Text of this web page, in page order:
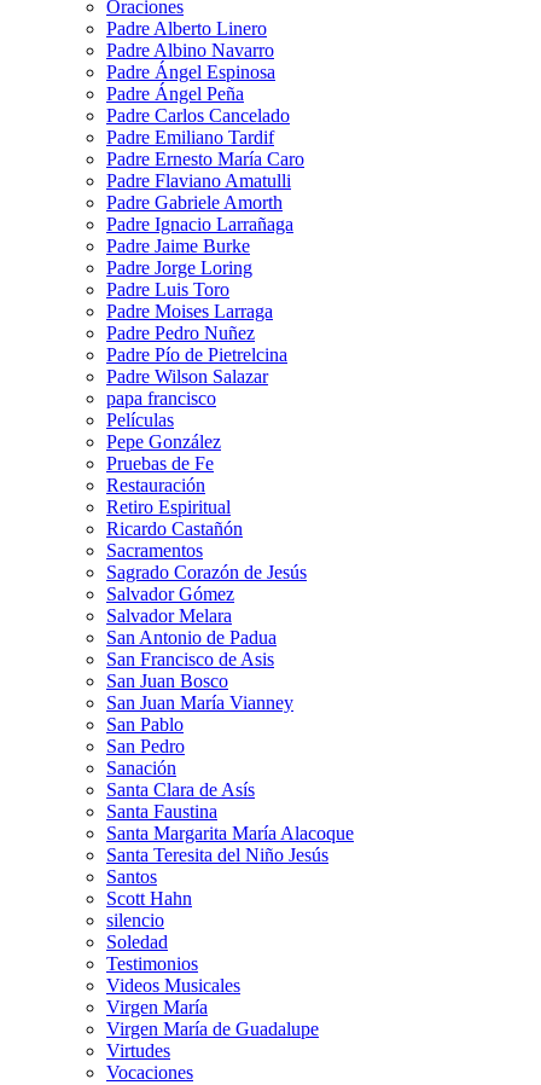
Oraciones
Padre Alberto Linero
Padre Albino Navarro
Padre Ángel Espinosa
Padre Ángel Peña
Padre Carlos Cancelado
Padre Emiliano Tardif
Padre Ernesto María Caro
Padre Flaviano Amatulli
Padre Gabriele Amorth
Padre Ignacio Larrañaga
Padre Jaime Burke
Padre Jorge Loring
Padre Luis Toro
Padre Moises Larraga
Padre Pedro Nuñez
Padre Pío de Pietrelcina
Padre Wilson Salazar
papa francisco
Películas
Pepe González
Pruebas de Fe
Restauración
Retiro Espiritual
Ricardo Castañón
Sacramentos
Sagrado Corazón de Jesús
Salvador Gómez
Salvador Melara
San Antonio de Padua
San Francisco de Asis
San Juan Bosco
San Juan María Vianney
San Pablo
San Pedro
Sanación
Santa Clara de Asís
Santa Faustina
Santa Margarita María Alacoque
Santa Teresita del Niño Jesús
Santos
Scott Hahn
silencio
Soledad
Testimonios
Videos Musicales
Virgen María
Virgen María de Guadalupe
Virtudes
Vocaciones